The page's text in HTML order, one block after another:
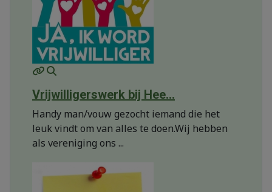
MOD_JTCS_VIEW_ARTICLE_LINK
Vrijwilligerswerk bij Hee...
Handy man/vouw gezocht iemand die het
leuk vindt om van alles te doen.Wij hebben
als vereniging ons ...